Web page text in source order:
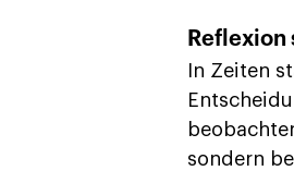
Reflexion
In Zeiten
sondern